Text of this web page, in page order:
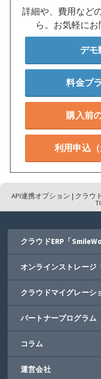
詳細や、費用など
ら。お気軽にお
デモ
料金プ
購入前
利用申込（
API連携オプション | クラウ
クラウドERP「
オンラインストレージ「
クラウドマイグレーシ
パートナープログラム
コラム
運営会社